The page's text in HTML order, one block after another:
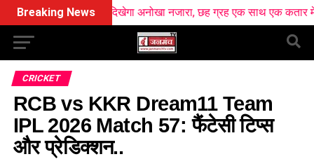
Breaking News
में दिखेगा अनोखा नजारा, छह ग्रह एक साथ एक कतार में आएंगे नजर
CRICKET
RCB vs KKR Dream11 Team
IPL 2026 Match 57: फैंटेसी टिप्स
और प्रेडिक्शन..